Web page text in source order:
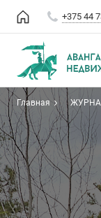
+375 44
Главная